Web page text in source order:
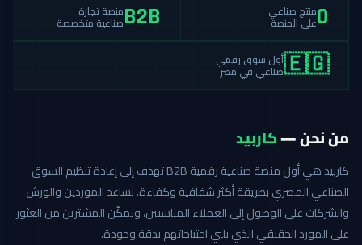
0منتج صناعي
على المنصة B2Bمنصة تجارة
صناعية متخصصة
🇪🇬أول سوق رقمي
صناعي في مصر
من نحن —كاربيد
كاربيد هي أول منصة صناعية رقمية B2B تهدف إلى إعادة تنظيم السوق
الصناعي المصري بطريقة أكثر شفافية وكفاءة. نساعد الموردين والورش
والشركات على الوصول إلى العملاء المناسبين، ونمكّن المشترين من العثور
على المورد الحقيقي الذي يلبي احتياجاتهم بدقة وجودة.